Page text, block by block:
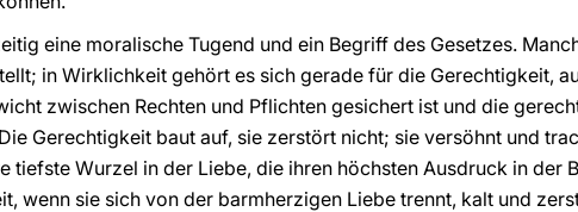
eine moralische Tugend und ein Begriff des Gesetzes.
in Wirklichkeit gehört es sich gerade für die Gerechtigkeit,
zwischen Rechten und Pflichten gesichert ist und die
Gerechtigkeit baut auf, sie zerstört nicht; sie versöhnt und
tiefste Wurzel in der Liebe, die ihren höchsten Ausdruck in der
wenn sie sich von der barmherzigen Liebe trennt, kalt und